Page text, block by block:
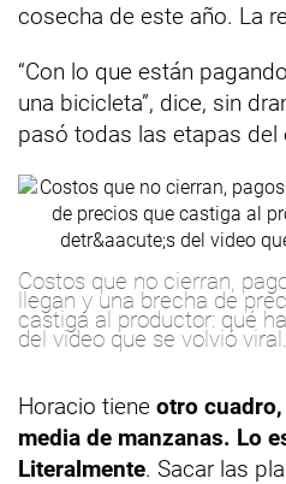
cosecha de este año. La
“Con lo que están
una bicicleta”, dice, sin
pasó todas las etapas del
Costos que no cierran,
llegan y una brecha de
castiga al productor: qué
del video que se volvió viral.
Horacio tiene otro
media de manzanas. Lo
Literalmente. Sacar las